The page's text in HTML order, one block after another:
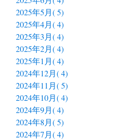
2025年5月( 5)
2025年4月( 4)
2025年3月( 4)
2025年2月( 4)
2025年1月( 4)
2024年12月( 4)
2024年11月( 5)
2024年10月( 4)
2024年9月( 4)
2024年8月( 5)
2024年7月( 4)